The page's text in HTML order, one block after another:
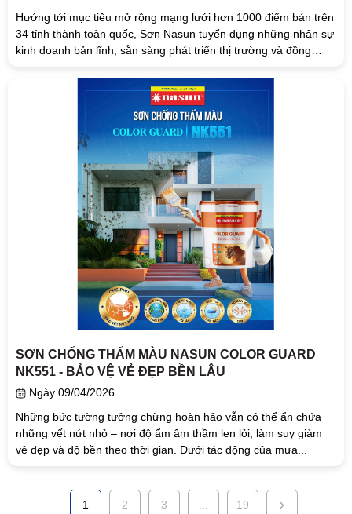
Hướng tới mục tiêu mở rộng mạng lưới hơn 1000 điểm bán trên
34 tỉnh thành toàn quốc, Sơn Nasun tuyển dụng những nhân sự
kinh doanh bản lĩnh, sẵn sàng phát triển thị trường và đồng
SƠN CHỐNG THẤM MÀU NASUN COLOR GUARD
NK551 - BẢO VỆ VẺ ĐẸP BỀN LÂU
Ngày 09/04/2026
Những bức tường tưởng chừng hoàn hảo vẫn có thể ẩn chứa
những vết nứt nhỏ – nơi độ ẩm âm thầm len lỏi, làm suy giảm
vẻ đẹp và độ bền theo thời gian. Dưới tác động của mưa...
1 2 3 19